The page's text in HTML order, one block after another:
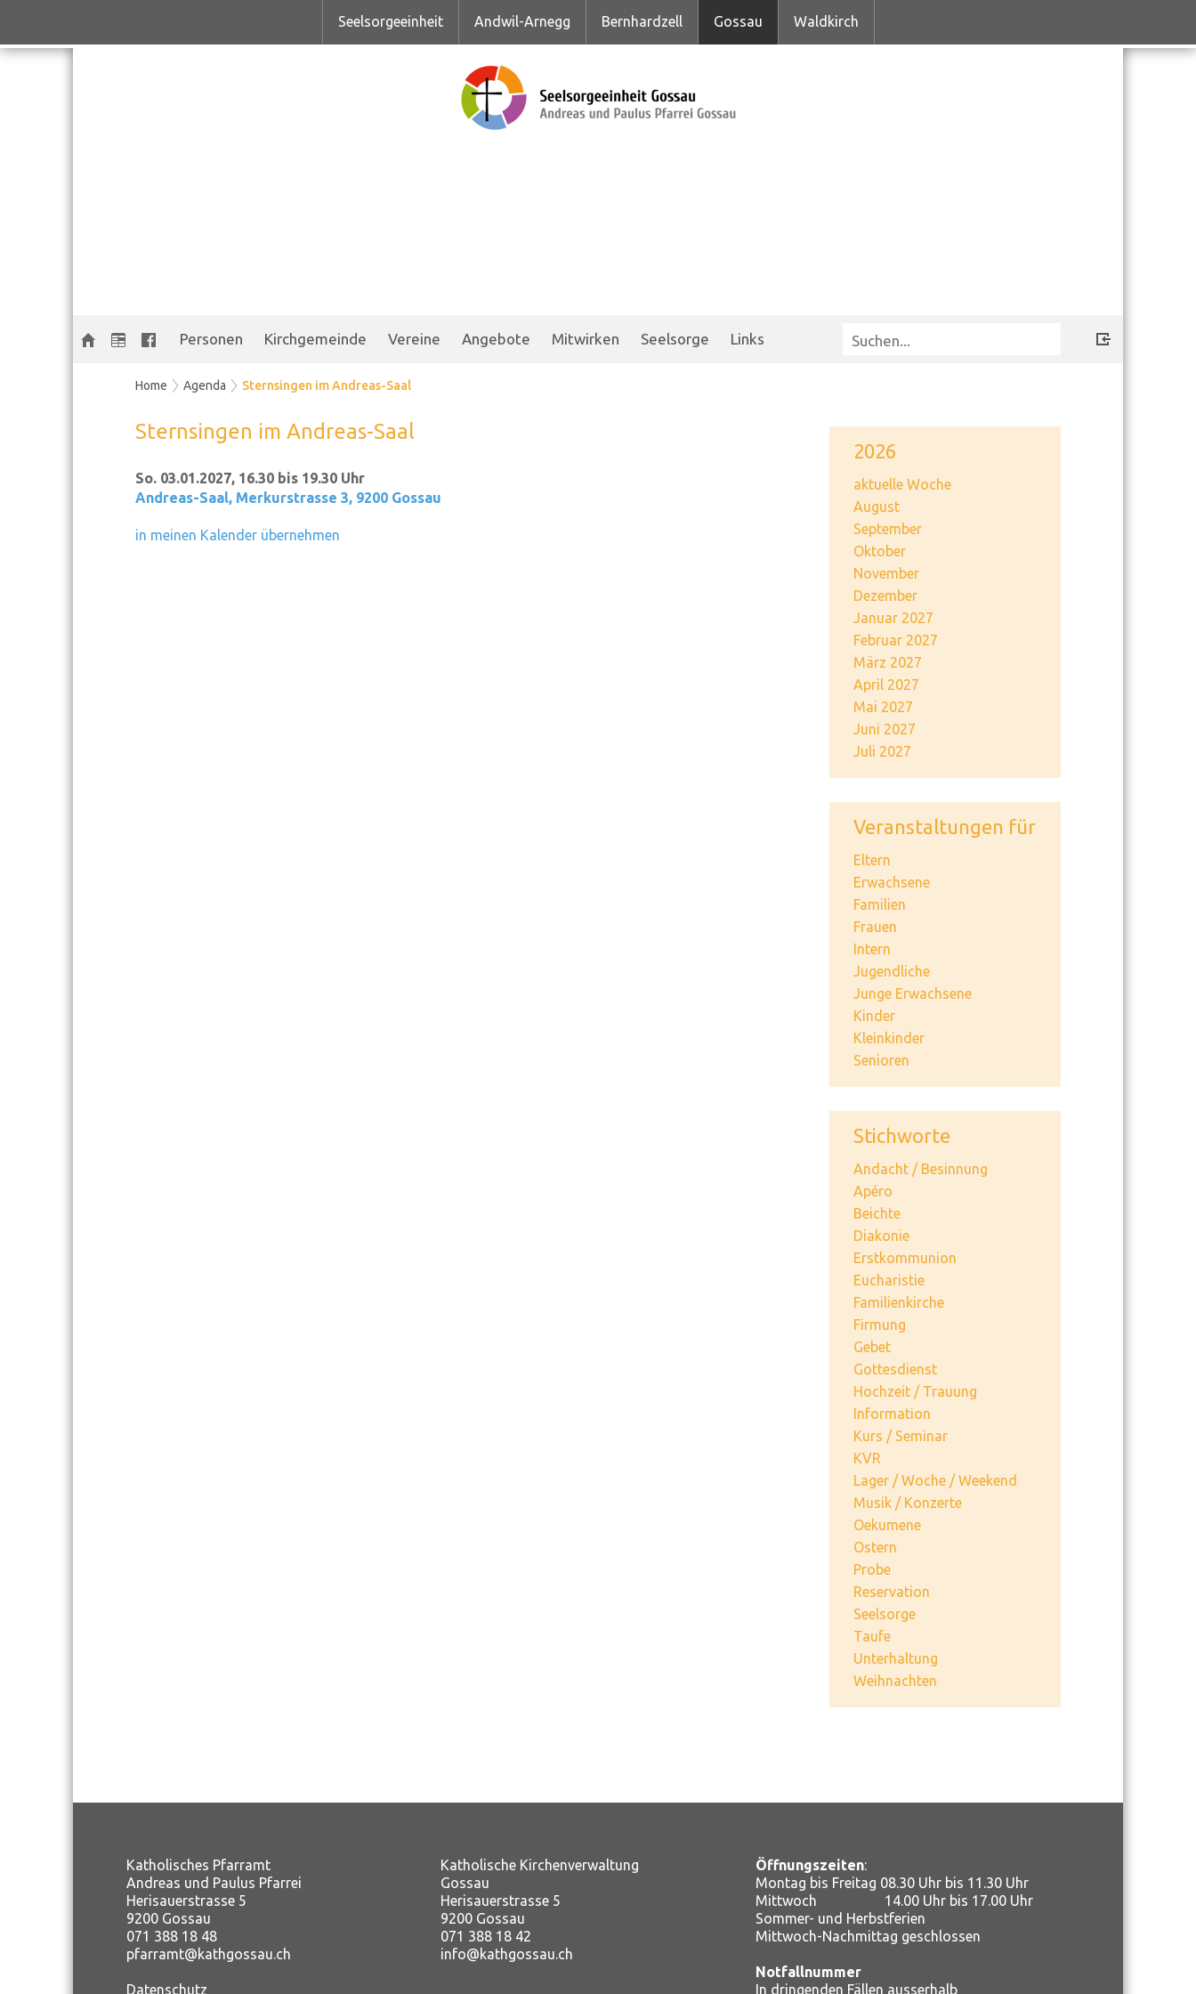
Seelsorgeeinheit Andwil-Arnegg Bernhardzell Gossau Waldkirch
Personen Kirchgemeinde Vereine Angebote Mitwirken Seelsorge Links
Home Agenda Sternsingen im Andreas-Saal
2026
aktuelle Woche
August
September
Oktober
November
Dezember
Januar 2027
Februar 2027
März 2027
April 2027
Mai 2027
Juni 2027
Juli 2027
Veranstaltungen für
Eltern
Erwachsene
Familien
Frauen
Intern
Jugendliche
Junge Erwachsene
Kinder
Kleinkinder
Senioren
Stichworte
Andacht / Besinnung
Apéro
Beichte
Diakonie
Erstkommunion
Eucharistie
Familienkirche
Firmung
Gebet
Gottesdienst
Hochzeit / Trauung
Information
Kurs / Seminar
KVR
Lager / Woche / Weekend
Musik / Konzerte
Oekumene
Ostern
Probe
Reservation
Seelsorge
Taufe
Unterhaltung
Weihnachten
Sternsingen im Andreas-Saal
So. 03.01.2027, 16.30 bis 19.30 Uhr
Andreas-Saal, Merkurstrasse 3, 9200 Gossau
in meinen Kalender übernehmen
Katholisches Pfarramt
Andreas und Paulus Pfarrei
Herisauerstrasse 5
9200 Gossau
071 388 18 48
pfarramt@kathgossau.ch
Datenschutz
Katholische Kirchenverwaltung
Gossau
Herisauerstrasse 5
9200 Gossau
071 388 18 42
info@kathgossau.ch
Öffnungszeiten:
Montag bis Freitag 08.30 Uhr bis 11.30 Uhr
Mittwoch 14.00 Uhr bis 17.00 Uhr
Sommer- und Herbstferien
Mittwoch-Nachmittag geschlossen
Notfallnummer
In dringenden Fällen ausserhalb